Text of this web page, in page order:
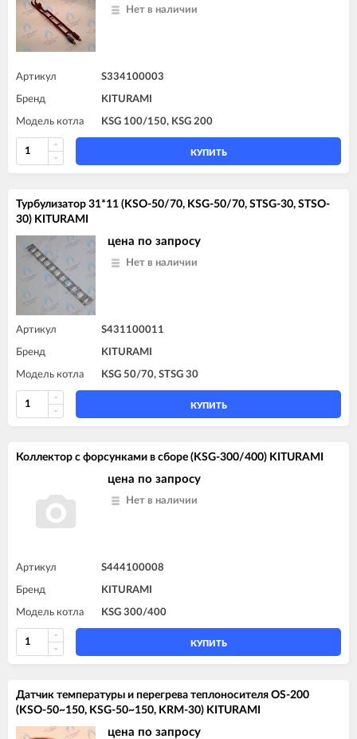
Нет в наличии
Артикул S334100003
Бренд KITURAMI
Модель котла KSG 100/150, KSG 200
КУПИТЬ
Турбулизатор 31*11 (KSO-50/70, KSG-50/70, STSG-30, STSO-
30) KITURAMI
цена по запросу
Нет в наличии
Артикул S431100011
Бренд KITURAMI
Модель котла KSG 50/70, STSG 30
КУПИТЬ
Коллектор с форсунками в сборе (KSG-300/400) KITURAMI
цена по запросу
Нет в наличии
Артикул S444100008
Бренд KITURAMI
Модель котла KSG 300/400
КУПИТЬ
Датчик температуры и перегрева теплоносителя OS-200
(KSO-50~150, KSG-50~150, KRM-30) KITURAMI
цена по запросу